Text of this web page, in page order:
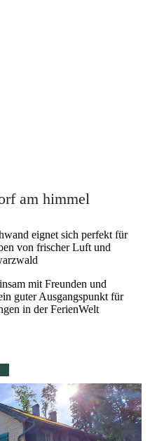
am himmel
eignet sich perfekt für
von frischer Luft und
mit Freunden und
guter Ausgangspunkt für
in der FerienWelt